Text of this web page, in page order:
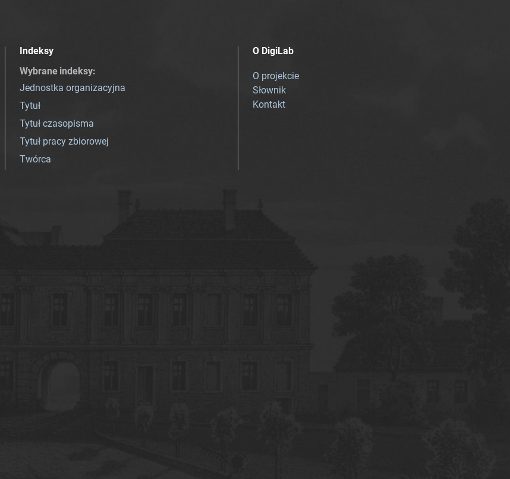
Indeksy
Wybrane indeksy:
Jednostka organizacyjna
Tytuł
Tytuł czasopisma
Tytuł pracy zbiorowej
Twórca
O DigiLab
O projekcie
Słownik
Kontakt